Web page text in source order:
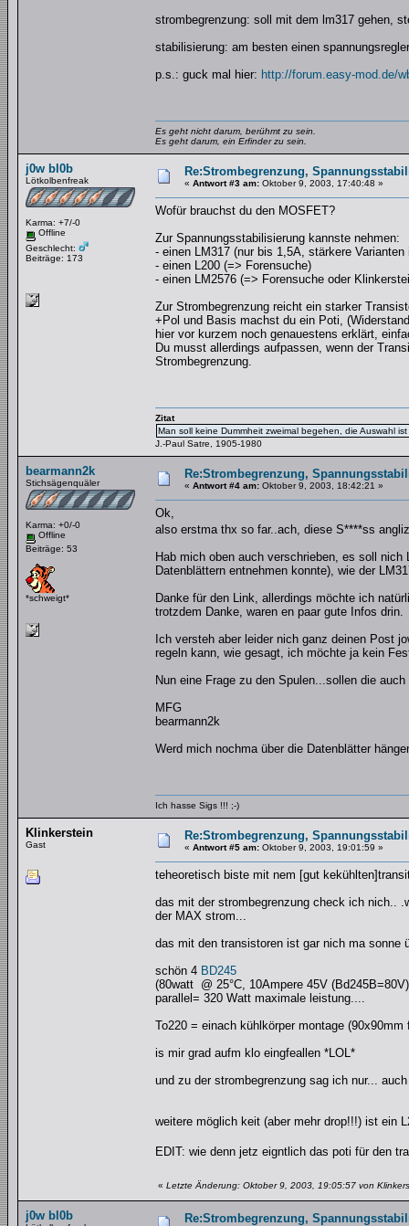
strombegrenzung: soll mit dem lm317 gehen,
stabilisierung: am besten einen
p.s.: guck mal hier: http://forum.easy-mod.de/
Es geht nicht darum, berühmt zu sein.
Es geht darum, ein Erfinder zu sein.
j0w bl0b
Lötkolbenfreak
Karma: +7/-0
Offline
Geschlecht:
Beiträge: 173
Re:Strombegrenzung,
« Antwort #3 am: Oktober 9, 2003, 17:40:48 »
Wofür brauchst du den MOSFET?
Zur Spannungsstabilisierung kannste nehmen:
- einen LM317 (nur bis 1,5A, stärkere
- einen L200 (=> Forensuche)
- einen LM2576 (=> Forensuche oder
Zur Strombegrenzung reicht ein starker
+Pol und Basis machst du ein Poti,
hier vor kurzem noch genauestens erklärt,
Du musst allerdings aufpassen, wenn der
Strombegrenzung.
Zitat
Man soll keine Dummheit zweimal begehen, die Auswahl
J.-Paul Satre, 1905-1980
bearmann2k
Stichsägenquäler
Karma: +0/-0
Offline
Beiträge: 53
*schweigt*
Re:Strombegrenzung,
« Antwort #4 am: Oktober 9, 2003, 18:42:21 »
Ok,
also erstma thx so far..ach, diese S****ss
Hab mich oben auch verschrieben, es soll
Datenblättern entnehmen konnte), wie der
Danke für den Link, allerdings möchte ich
trotzdem Danke, waren en paar gute Infos drin.
Ich versteh aber leider nich ganz deinen Post
regeln kann, wie gesagt, ich möchte ja kein
Nun eine Frage zu den Spulen...sollen die
MFG
bearmann2k
Werd mich nochma über die Datenblätter
Ich hasse Sigs !!! ;-)
Klinkerstein
Gast
Re:Strombegrenzung,
« Antwort #5 am: Oktober 9, 2003, 19:01:59 »
teheoretisch biste mit nem [gut
das mit der strombegrenzung check ich nich..
der MAX strom...
das mit den transistoren ist gar nich ma sonne
schön 4 BD245
(80watt @ 25°C, 10Ampere 45V
parallel= 320 Watt maximale leistung....
To220 = einach kühlkörper montage
is mir grad aufm klo eingfeallen *LOL*
und zu der strombegrenzung sag ich nur...
weitere möglich keit (aber mehr drop!!!) ist ein
EDIT: wie denn jetz eigntlich das poti für den
« Letzte Änderung: Oktober 9, 2003, 19:05:57 von
j0w bl0b Re:Strombegrenzung,